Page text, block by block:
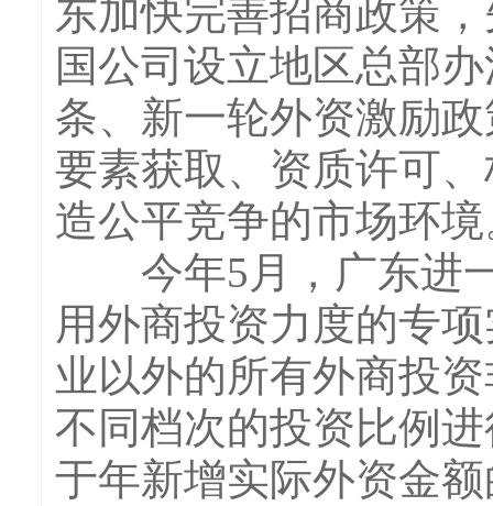
东加快完善招商政策
国公司设立地区总部
条、新一轮外资激励
要素获取、资质许可
造公平竞争的市场环
今年5月，广东进一
用外商投资力度的专
业以外的所有外商投
不同档次的投资比例
于年新增实际外资金